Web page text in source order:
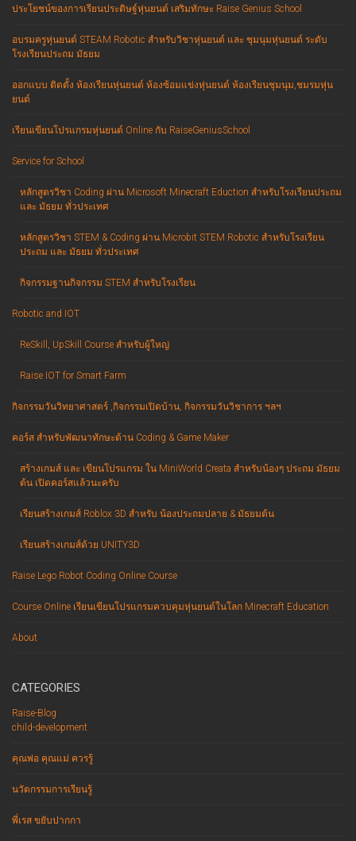
ประโยชน์ของการเรียนประดิษฐ์หุ่นยนต์ เสริมทักษะ Raise Genius School
อบรมครูหุ่นยนต์ STEAM Robotic สำหรับวิชาหุ่นยนต์ และ ชุมนุมหุ่นยนต์ ระดับ
โรงเรียนประถม มัธยม
ออกแบบ ติดตั้ง ห้องเรียนหุ่นยนต์ ห้องซ้อมแข่งหุ่นยนต์ ห้องเรียนชุมนุม,ชมรมหุ่น
ยนต์
เรียนเขียนโปรแกรมหุ่นยนต์ Online กับ RaiseGeniusSchool
Service for School
หลักสูตรวิชา Coding ผ่าน Microsoft Minecraft Eduction สำหรับโรงเรียนประถม
และ มัธยม ทั่วประเทศ
หลักสูตรวิชา STEM & Coding ผ่าน Microbit STEM Robotic สำหรับโรงเรียน
ประถม และ มัธยม ทั่วประเทศ
กิจกรรมฐานกิจกรรม STEM สำหรับโรงเรียน
Robotic and IOT
ReSkill, UpSkill Course สำหรับผู้ใหญ่
Raise IOT for Smart Farm
กิจกรรมวันวิทยาศาสตร์ ,กิจกรรมเปิดบ้าน, กิจกรรมวันวิชาการ ฯลฯ
คอร์ส สำหรับพัฒนาทักษะด้าน Coding & Game Maker
สร้างเกมส์ และ เขียนโปรแกรม ใน MiniWorld Creata สำหรับน้องๆ ประถม มัธยม
ต้น เปิดคอร์สแล้วนะครับ
เรียนสร้างเกมส์ Roblox 3D สำหรับ น้องประถมปลาย & มัธยมต้น
เรียนสร้างเกมส์ด้วย UNITY3D
Raise Lego Robot Coding Online Course
Course Online เรียนเขียนโปรแกรมควบคุมหุ่นยนต์ในโลก Minecraft Education
About
CATEGORIES
Raise-Blog
child-development
คุณพ่อ คุณแม่ ควรรู้
นวัตกรรมการเรียนรู้
พี่เรส ขยับปากกา